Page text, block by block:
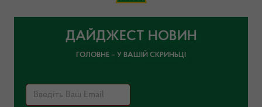
ДАЙДЖЕСТ НОВИН
ГОЛОВНЕ – У ВАШІЙ СКРИНЬЦІ